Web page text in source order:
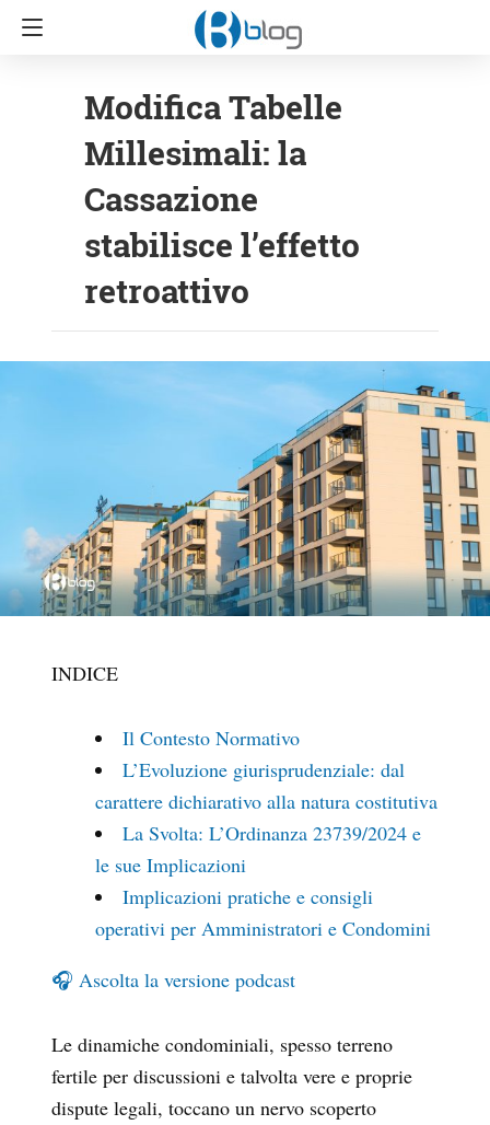
Modifica Tabelle
Millesimali: la
Cassazione
stabilisce l’effetto
retroattivo
INDICE
Il Contesto Normativo
L’Evoluzione giurisprudenziale: dal
carattere dichiarativo alla natura costitutiva
La Svolta: L’Ordinanza 23739/2024 e
le sue Implicazioni
Implicazioni pratiche e consigli
operativi per Amministratori e Condomini
🎧 Ascolta la versione podcast
Le dinamiche condominiali, spesso terreno
fertile per discussioni e talvolta vere e proprie
dispute legali, toccano un nervo scoperto